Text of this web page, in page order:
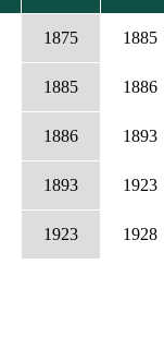
RENDEZÉS
1875 1885
1885 1886
1886 1893
1893 1923
1923 1928